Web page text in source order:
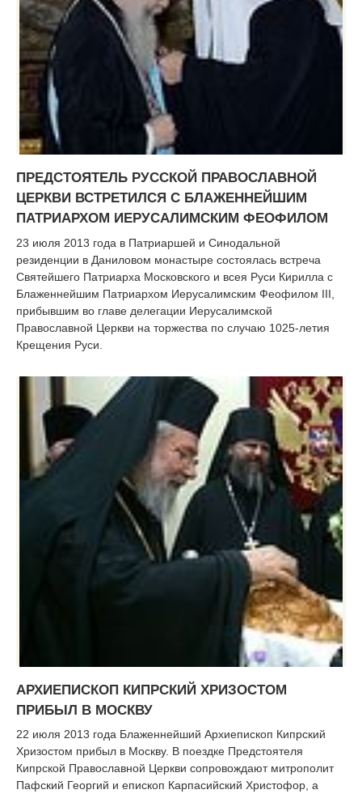
ПРЕДСТОЯТЕЛЬ РУССКОЙ ПРАВОСЛАВНОЙ
ЦЕРКВИ ВСТРЕТИЛСЯ С БЛАЖЕННЕЙШИМ
ПАТРИАРХОМ ИЕРУСАЛИМСКИМ ФЕОФИЛОМ
23 июля 2013 года в Патриаршей и Синодальной
резиденции в Даниловом монастыре состоялась встреча
Святейшего Патриарха Московского и всея Руси Кирилла с
Блаженнейшим Патриархом Иерусалимским Феофилом III,
прибывшим во главе делегации Иерусалимской
Православной Церкви на торжества по случаю 1025-летия
Крещения Руси.
АРХИЕПИСКОП КИПРСКИЙ ХРИЗОСТОМ
ПРИБЫЛ В МОСКВУ
22 июля 2013 года Блаженнейший Архиепископ Кипрский
Хризостом прибыл в Москву. В поездке Предстоятеля
Кипрской Православной Церкви сопровождают митрополит
Пафский Георгий и епископ Карпасийский Христофор, а